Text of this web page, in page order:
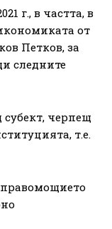
г., в частта, в
от
Петков, за
следните
черпещ
т.е.